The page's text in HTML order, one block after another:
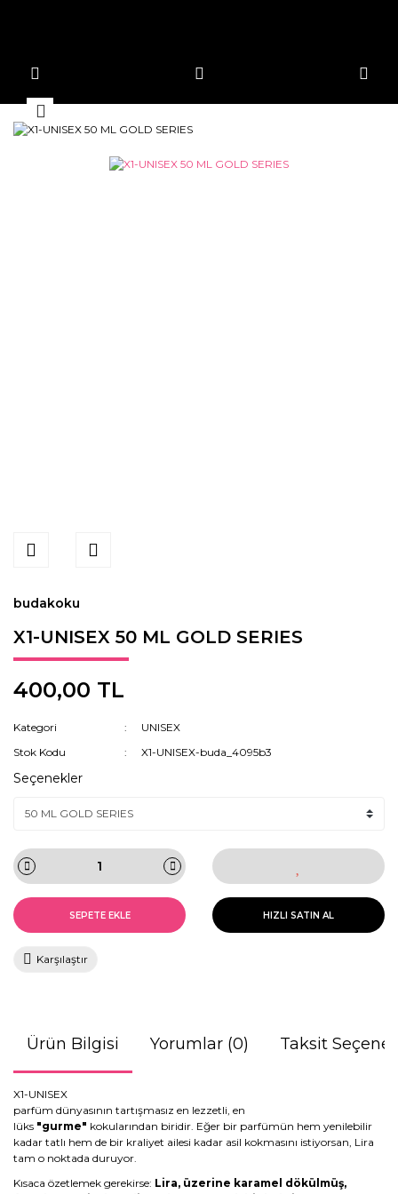
budakoku
X1-UNISEX 50 ML GOLD SERIES
400,00 TL
Kategori
UNISEX
Stok Kodu
X1-UNISEX-buda_4095b3
Seçenekler
SEPETE EKLE HIZLI SATIN AL
Karşılaştır
Ürün Bilgisi Yorumlar (0) Taksit
X1-UNISEX
parfüm dünyasının tartışmasız en lezzetli, en
lüks "gurme" kokularından biridir. Eğer bir parfümün hem yenilebilir
kadar tatlı hem de bir kraliyet ailesi kadar asil kokmasını istiyorsan, Lira
tam o noktada duruyor.
Kısaca özetlemek gerekirse: Lira, üzerine karamel dökülmüş,